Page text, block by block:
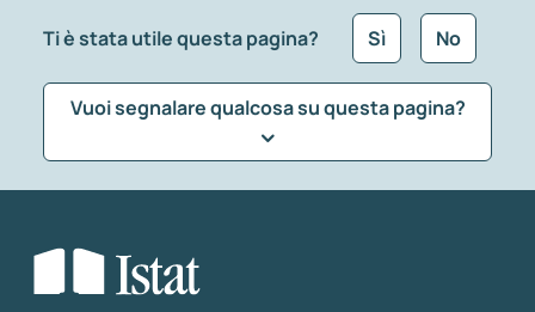
Ti è stata utile questa pagina? Sì No
Vuoi segnalare qualcosa su questa pagina?
Seleziona la tipologia della segnalazione